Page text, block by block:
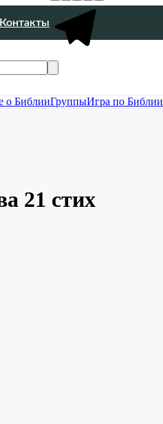
Контакты
о БиблииГруппыИгра по Библии
21 стих